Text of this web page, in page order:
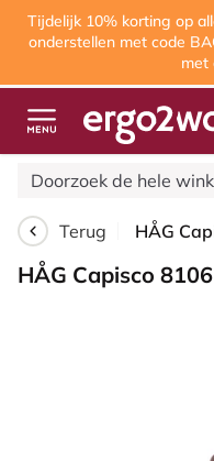
Tijdelijk 10% korting op
onderstellen met code
met
Terug
HÅG Capisco 8106